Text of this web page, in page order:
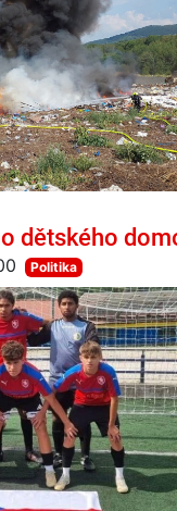
dětského
Politika